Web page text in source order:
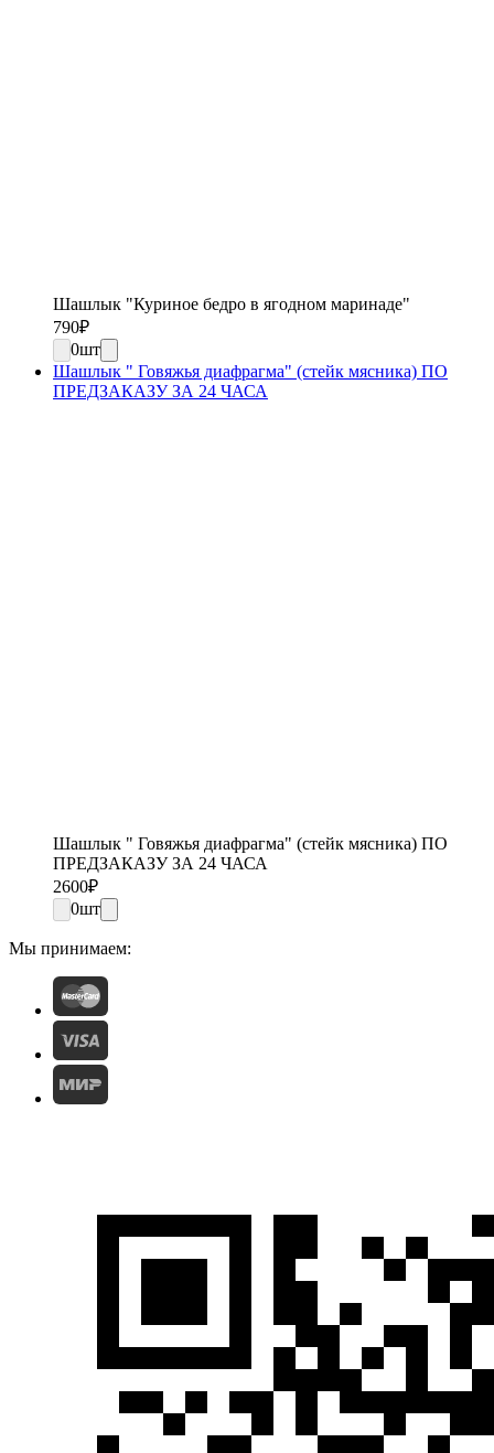
Шашлык "Куриное бедро в ягодном маринаде"
790₽
0шт
Шашлык " Говяжья диафрагма" (стейк мясника) ПО
ПРЕДЗАКАЗУ ЗА 24 ЧАСА
Шашлык " Говяжья диафрагма" (стейк мясника) ПО
ПРЕДЗАКАЗУ ЗА 24 ЧАСА
2600₽
0шт
Мы принимаем: